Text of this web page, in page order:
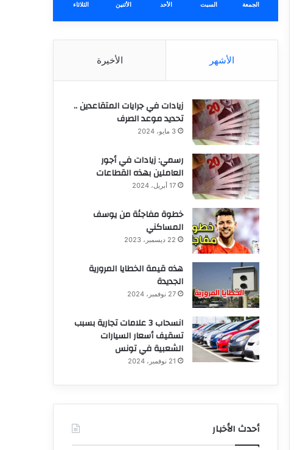
الجمعة السبت الأحد الأثنين الثلاثاء
الأشهر الأخيرة
زيادات في جرايات المتقاعدين ..
تحديد موعد الصرف
3 مايو، 2024
رسمي: زيادات في أجور
العاملين بهذه القطاعات
17 أبريل، 2024
خطوة مفاجئة من يوسف
المساكني
22 ديسمبر، 2023
هذه قيمة الخطايا المرورية
الجديدة
27 نوفمبر، 2024
انسحاب 3 علامات تجارية بسبب
تسقيف أسعار السيارات
الشعبية في تونس
21 نوفمبر، 2024
أحدث الأخبار